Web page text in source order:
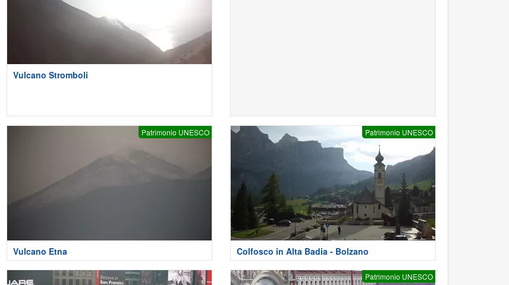
Vulcano Stromboli
Patrimonio UNESCO
Vulcano Etna
Patrimonio UNESCO
Colfosco in Alta Badia - Bolzano
Patrimonio UNESCO